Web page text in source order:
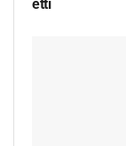
etti